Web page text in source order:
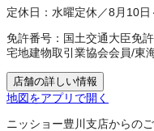
定休日： 水曜定休／8月10
免許番号： 国土交通大臣免
宅地建物取引業協会会員/東
店舗の詳しい情報
地図をアプリで開く
ニッショー豊川支店からの